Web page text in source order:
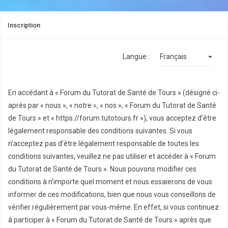
Inscription
Langue :
En accédant à « Forum du Tutorat de Santé de Tours » (désigné ci-
après par « nous », « notre », « nos », « Forum du Tutorat de Santé
de Tours » et « https://forum.tutotours.fr »), vous acceptez d’être
légalement responsable des conditions suivantes. Si vous
n’acceptez pas d’être légalement responsable de toutes les
conditions suivantes, veuillez ne pas utiliser et accéder à « Forum
du Tutorat de Santé de Tours ». Nous pouvons modifier ces
conditions à n’importe quel moment et nous essaierons de vous
informer de ces modifications, bien que nous vous conseillons de
vérifier régulièrement par vous-même. En effet, si vous continuez
à participer à « Forum du Tutorat de Santé de Tours » après que